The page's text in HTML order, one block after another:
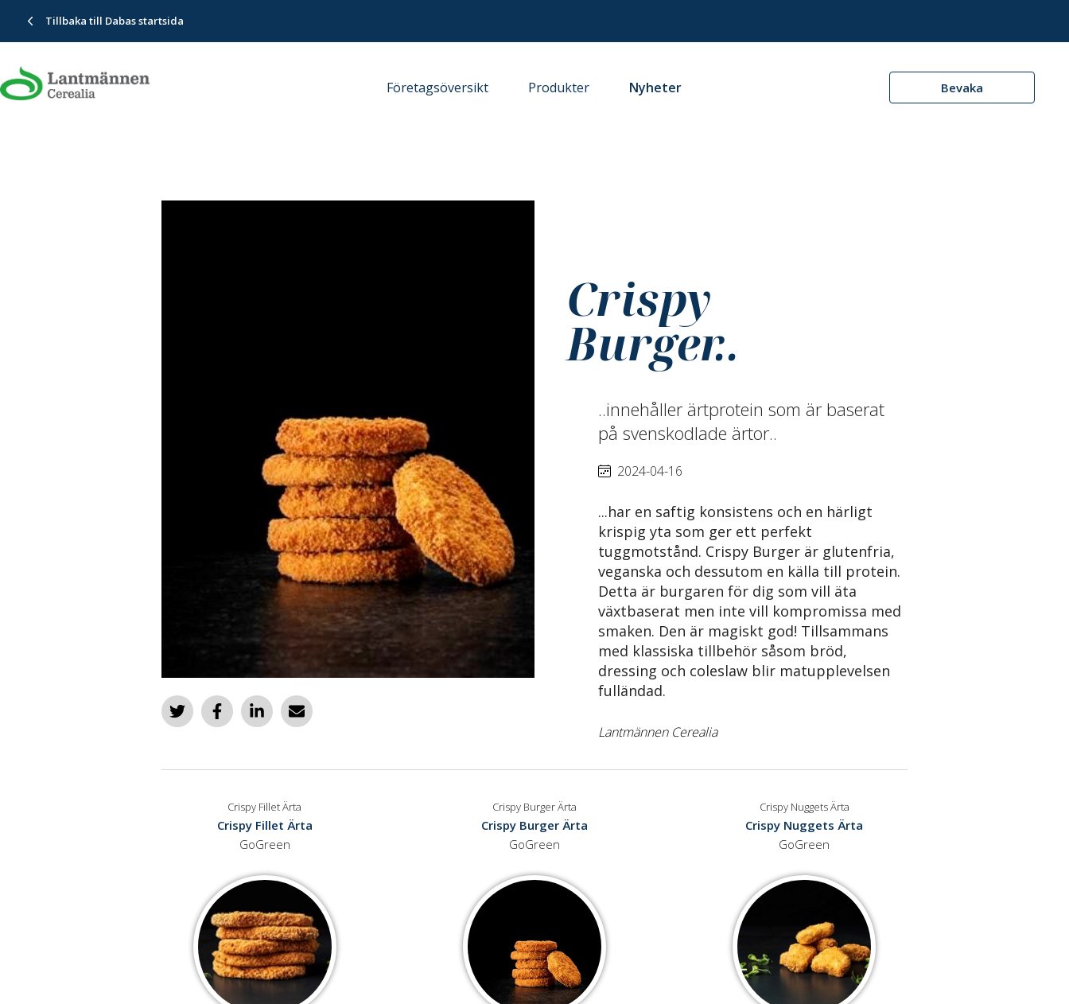
Tillbaka till Dabas startsida
Företagsöversikt Produkter Nyheter Bevaka
Crispy
Burger..
..innehåller ärtprotein som är baserat
på svenskodlade ärtor..
2024-04-16
...har en saftig konsistens och en härligt
krispig yta som ger ett perfekt
tuggmotstånd. Crispy Burger är glutenfria,
veganska och dessutom en källa till protein.
Detta är burgaren för dig som vill äta
växtbaserat men inte vill kompromissa med
smaken. Den är magiskt god! Tillsammans
med klassiska tillbehör såsom bröd,
dressing och coleslaw blir matupplevelsen
fulländad.
Lantmännen Cerealia
Crispy Fillet Ärta
Crispy Fillet Ärta
GoGreen
Crispy Burger Ärta
Crispy Burger Ärta
GoGreen
Crispy Nuggets Ärta
Crispy Nuggets Ärta
GoGreen